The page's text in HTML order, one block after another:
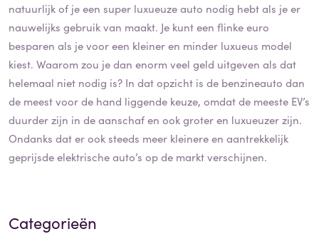
natuurlijk of je een super luxueuze auto nodig hebt als je er
nauwelijks gebruik van maakt. Je kunt een flinke euro
besparen als je voor een kleiner en minder luxueus model
kiest. Waarom zou je dan enorm veel geld uitgeven als dat
helemaal niet nodig is? In dat opzicht is de benzineauto dan
de meest voor de hand liggende keuze, omdat de meeste EV’s
duurder zijn in de aanschaf en ook groter en luxueuzer zijn.
Ondanks dat er ook steeds meer kleinere en aantrekkelijk
geprijsde elektrische auto’s op de markt verschijnen.
Categorieën